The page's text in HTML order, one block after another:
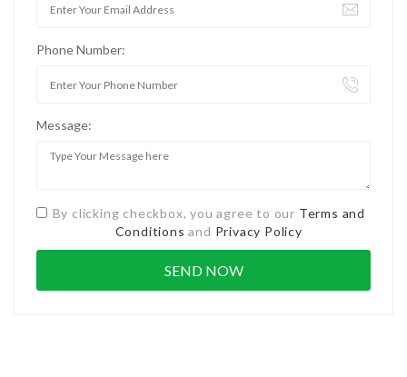
Phone Number:
Message:
By clicking checkbox, you agree to our Terms and
Conditions and Privacy Policy